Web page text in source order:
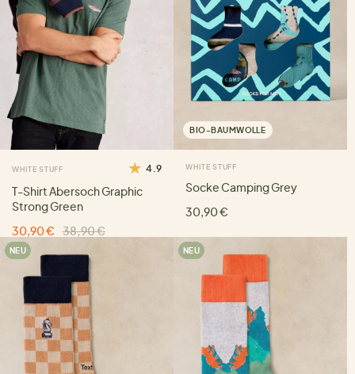
WHITE STUFF 4.9
T-Shirt Abersoch Graphic
Strong Green
30,90 €
38,90 €
BIO-BAUMWOLLE
WHITE STUFF
Socke Camping Grey
30,90 €
NEU NEU